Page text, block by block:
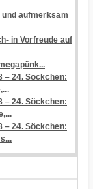
aufmerksam
in Vorfreude auf
– 24. Söckchen:
– 24. Söckchen:
– 24. Söckchen: